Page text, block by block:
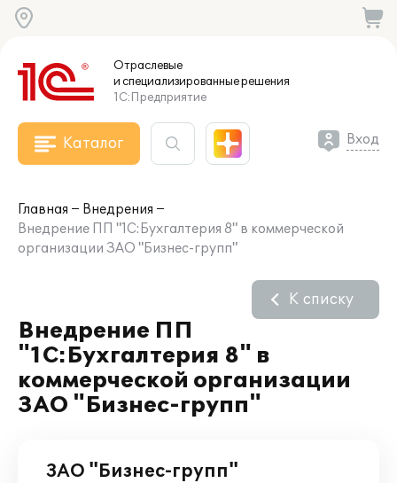
Отраслевые
и специализированныерешения
1С:Предприятие
Каталог Вход
Главная
Внедрения
Внедрение ПП "1С:Бухгалтерия 8" в коммерческой
организации ЗАО "Бизнес-групп"
Внедрение ПП
"1С:Бухгалтерия 8" в
коммерческой организации
ЗАО "Бизнес-групп"
К списку
ЗАО "Бизнес-групп"